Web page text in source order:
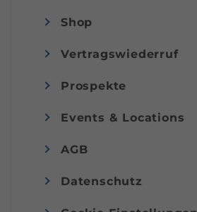
Shop
Vertragswiederruf
Prospekte
Events & Locations
AGB
Datenschutz